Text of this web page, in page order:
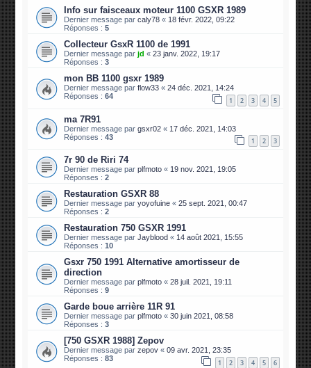
Info sur faisceaux moteur 1100 GSXR 1989
Dernier message parcaly78 « 18 févr. 2022, 09:22
Réponses :5
Collecteur GsxR 1100 de 1991
Dernier message parjd «23 janv. 2022, 19:17
Réponses :3
mon BB 1100 gsxr 1989
Dernier message parflow33 «24 déc. 2021, 14:24
Réponses :64 1 2 3 4 5
ma 7R91
Dernier message pargsxr02 « 17 déc. 2021, 14:03
Réponses :43 1 2 3
7r 90 de Riri 74
Dernier message parplfmoto « 19 nov. 2021, 19:05
Réponses :2
Restauration GSXR 88
Dernier message paryoyofuine «25 sept. 2021, 00:47
Réponses :2
Restauration 750 GSXR 1991
Dernier message parJayblood « 14 août 2021, 15:55
Réponses :10
Gsxr 750 1991 Alternative amortisseur de
direction
Dernier message parplfmoto «28 juil. 2021, 19:11
Réponses :9
Garde boue arrière 11R 91
Dernier message parplfmoto «30 juin 2021, 08:58
Réponses :3
[750 GSXR 1988] Zepov
Dernier message parzepov «09 avr. 2021, 23:35
Réponses :83 1 2 3 4 5 6